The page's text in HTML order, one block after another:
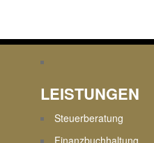
LEISTUNGEN
Steuerberatung
Finanzbuchhaltung